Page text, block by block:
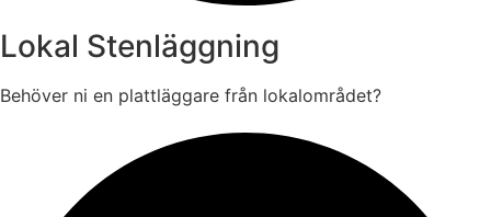
Lokal Stenläggning
Behöver ni en plattläggare från lokalområdet?